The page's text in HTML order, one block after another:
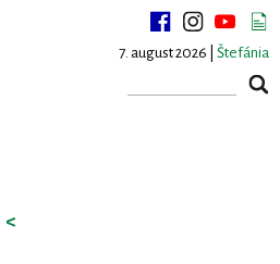
7. august 2026 | Štefánia
<